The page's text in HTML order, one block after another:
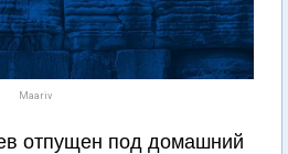
Maariv
отпущен под домашний